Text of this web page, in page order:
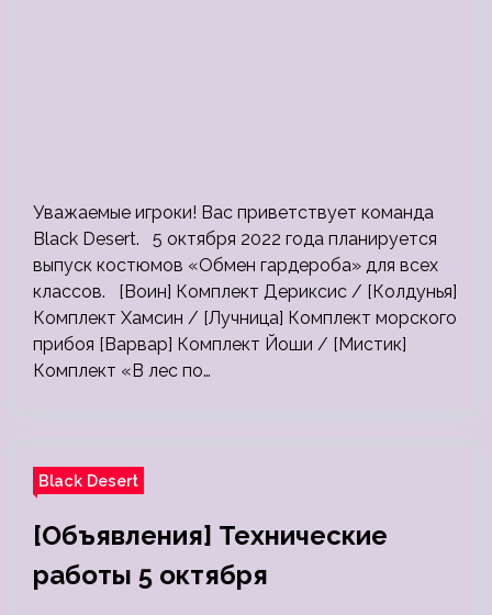
Уважаемые игроки! Вас приветствует команда
Black Desert. 5 октября 2022 года планируется
выпуск костюмов «Обмен гардероба» для всех
классов. [Воин] Комплект Дериксис / [Колдунья]
Комплект Хамсин / [Лучница] Комплект морского
прибоя [Варвар] Комплект Йоши / [Мистик]
Комплект «В лес по…
Black Desert
[Объявления] Технические
работы 5 октября